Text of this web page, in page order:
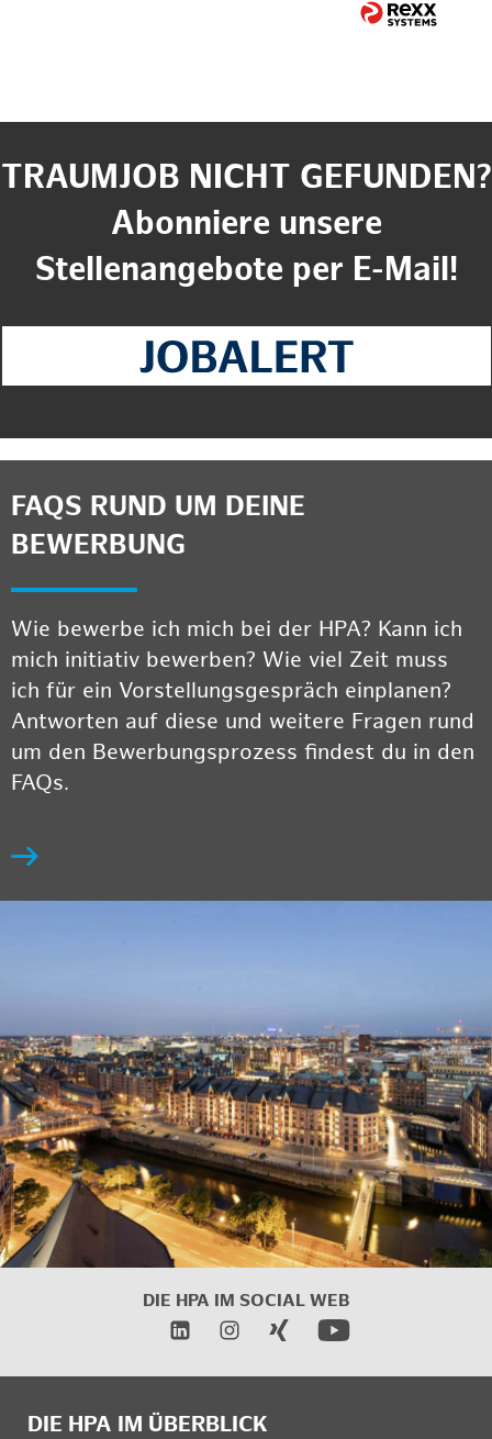
TRAUMJOB NICHT GEFUNDEN?
Abonniere unsere
Stellenangebote per E-Mail!
FAQS RUND UM DEINE
BEWERBUNG
Wie bewerbe ich mich bei der HPA? Kann ich
mich initiativ bewerben? Wie viel Zeit muss
ich für ein Vorstellungsgespräch einplanen?
Antworten auf diese und weitere Fragen rund
um den Bewerbungsprozess findest du in den
FAQs.
DIE HPA IM SOCIAL WEB
DIE HPA IM ÜBERBLICK